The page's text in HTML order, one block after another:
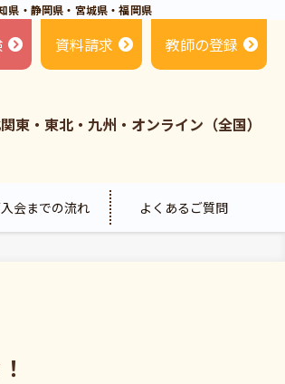
県・静岡県・宮城県・福岡県
会までの流れ よくあるご質問
東・東北・九州・オンライン（全国）
資料請求 教師の登録